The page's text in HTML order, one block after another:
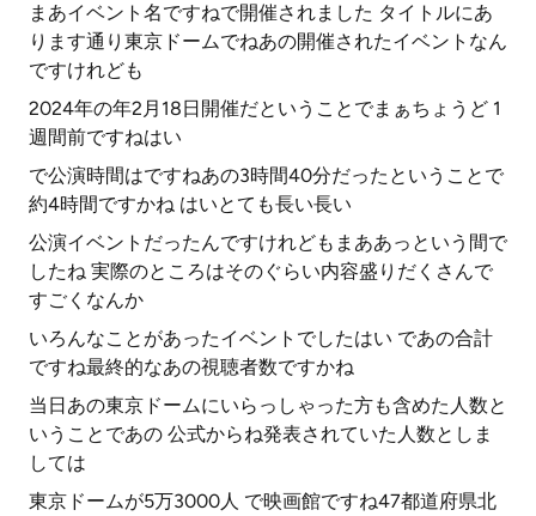
まあイベント名ですねで開催されました タイトルにあ
ります通り東京ドームでねあの開催されたイベントなん
ですけれども
2024年の年2月18日開催だということでまぁちょうど 1
週間前ですねはい
で公演時間はですねあの3時間40分だったということで
約4時間ですかね はいとても長い長い
公演イベントだったんですけれどもまああっという間で
したね 実際のところはそのぐらい内容盛りだくさんで
すごくなんか
いろんなことがあったイベントでしたはい であの合計
ですね最終的なあの視聴者数ですかね
当日あの東京ドームにいらっしゃった方も含めた人数と
いうことであの 公式からね発表されていた人数としま
しては
東京ドームが5万3000人 で映画館ですね47都道府県北